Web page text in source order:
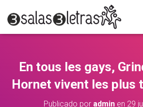
En tous les gays,
Hornet vivent les plus
Publicado por adminen 29